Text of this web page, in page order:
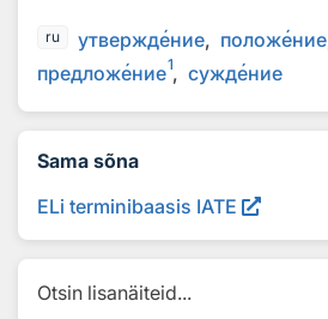
ru утверждение положение
предложение1 суждение
Sama sõna
ELi terminibaasis IATE
Otsin lisanäiteid...